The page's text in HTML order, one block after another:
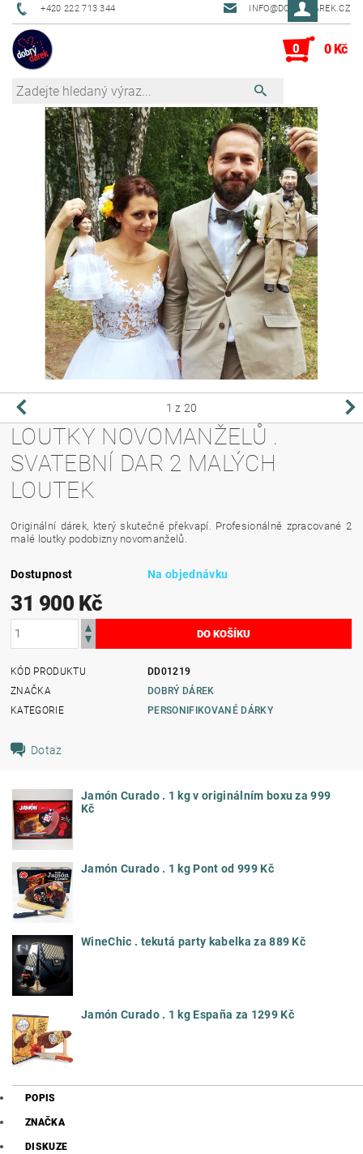
+420 222 713 344 INFO@DOBRYDAREK.CZ
0 0 Kč
1 z 20
LOUTKY NOVOMANŽELŮ .
SVATEBNÍ DAR 2 MALÝCH
LOUTEK
Originální dárek, který skutečně překvapí. Profesionálně zpracované 2
malé loutky podobizny novomanželů.
Dostupnost Na objednávku
31 900 Kč
KÓD PRODUKTU
DD01219
ZNAČKA
DOBRÝ DÁREK
KATEGORIE
PERSONIFIKOVANÉ DÁRKY
Dotaz
Jamón Curado . 1 kg v originálním boxu za 999
Kč
Jamón Curado . 1 kg Pont od 999 Kč
WineChic . tekutá party kabelka za 889 Kč
Jamón Curado . 1 kg España za 1299 Kč
POPIS
ZNAČKA
DISKUZE